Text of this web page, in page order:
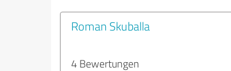
Roman Skuballa
4 Bewertungen